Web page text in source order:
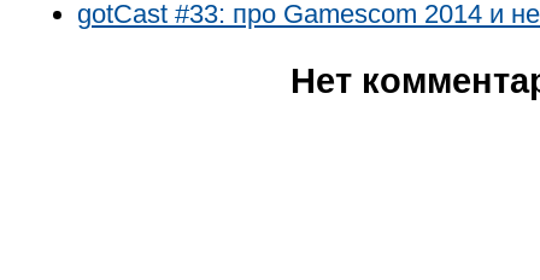
gotCast #33: про Gamescom 2014 и
Нет